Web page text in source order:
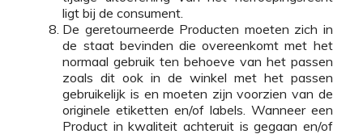
ligt bij de consument.
De geretourneerde Producten moeten zich in
de staat bevinden die overeenkomt met het
normaal gebruik ten behoeve van het passen
zoals dit ook in de winkel met het passen
gebruikelijk is en moeten zijn voorzien van de
originele etiketten en/of labels. Wanneer een
Product in kwaliteit achteruit is gegaan en/of